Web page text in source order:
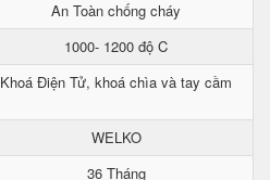
An Toàn chống cháy
1000- 1200 độ C
Khoá Điện Tử, khoá chìa và tay cầm
WELKO
36 Tháng